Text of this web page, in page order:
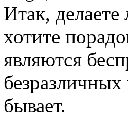
Итак,
хотите
являются
безразличных
бывает.